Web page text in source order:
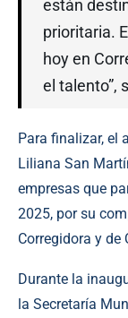
están
prioritaria.
hoy en
el talento”,
Para finalizar, el
Liliana San
empresas que
2025, por su
Corregidora y de
Durante la
la Secretaría